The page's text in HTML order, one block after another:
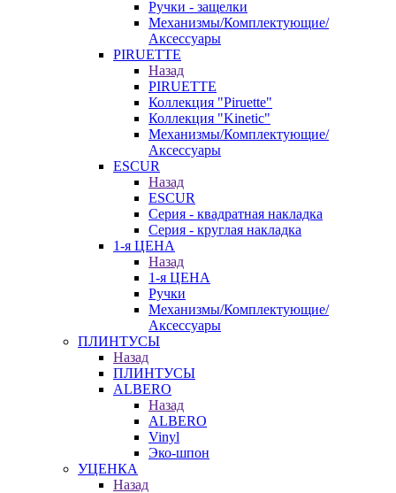
Ручки - защелки
Механизмы/Комплектующие/
Аксессуары
PIRUETTE
Назад
PIRUETTE
Коллекция "Piruette"
Коллекция "Kinetic"
Механизмы/Комплектующие/
Аксессуары
ESCUR
Назад
ESCUR
Серия - квадратная накладка
Серия - круглая накладка
1-я ЦЕНА
Назад
1-я ЦЕНА
Ручки
Механизмы/Комплектующие/
Аксессуары
ПЛИНТУСЫ
Назад
ПЛИНТУСЫ
ALBERO
Назад
ALBERO
Vinyl
Эко-шпон
УЦЕНКА
Назад